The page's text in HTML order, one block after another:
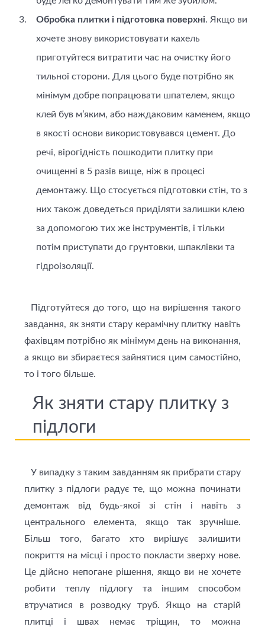
Обробка плитки і підготовка поверхні. Якщо ви
хочете знову використовувати кахель
приготуйтеся витратити час на очистку його
тильної сторони. Для цього буде потрібно як
мінімум добре попрацювати шпателем, якщо
клей був м’яким, або наждаковим каменем, якщо
в якості основи використовувався цемент. До
речі, вірогідність пошкодити плитку при
очищенні в 5 разів вище, ніж в процесі
демонтажу. Що стосується підготовки стін, то з
них також доведеться приділяти залишки клею
за допомогою тих же інструментів, і тільки
потім приступати до грунтовки, шпаклівки та
гідроізоляції.
Підготуйтеся до того, що на вирішення такого
завдання, як зняти стару керамічну плитку навіть
фахівцям потрібно як мінімум день на виконання,
а якщо ви збираєтеся зайнятися цим самостійно,
то і того більше.
Як зняти стару плитку з
підлоги
У випадку з таким завданням як прибрати стару
плитку з підлоги радує те, що можна починати
демонтаж від будь-якої зі стін і навіть з
центрального елемента, якщо так зручніше.
Більш того, багато хто вирішує залишити
покриття на місці і просто покласти зверху нове.
Це дійсно непогане рішення, якщо ви не хочете
робити теплу підлогу та іншим способом
втручатися в розводку труб. Якщо на старій
плитці і швах немає тріщин, то можна